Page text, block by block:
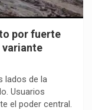
por fuerte
variante
lados de la
Usuarios
el poder central.